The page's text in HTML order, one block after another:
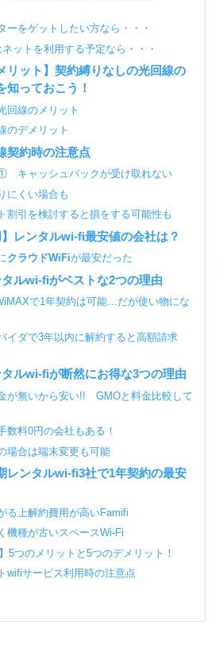
ーをゲットしたい方なら・・・
ットを利用する予定なら・・・
リット】契約縛りなしの光回線の
知っておこう！
回線のメリット
のデメリット
契約時の注意点
キャッシュバックが受け取れない
にくい場合も
割引を検討すると損をする可能性も
】レンタルwi-fi最安値の会社は？
クラウドWiFiが最安だった
ルwi-fiがベストな2つの理由
で1年契約は可能…だが使い物にな
イダで3年以内に解約すると高額請求
ルwi-fiが断然にお得な3つの理由
が無いから安い!! GMOと料金比較して
数料0円の会社もある！
場合は端末変更も可能
レンタルwi-fi3社で1年契約の最安
る上解約費用が高いFamifi
機種が古いスペースWi-Fi
】5つのメリットと5つのデメリット！
wifiサービス利用時の注意点